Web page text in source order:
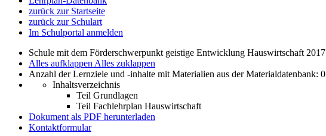
zurück zur Startseite
zurück zur Schulart
Im Schulportal anmelden
Schule mit dem Förderschwerpunkt geistige Entwicklung Hauswirtschaft 2017
Alles aufklappen Alles zuklappen
Anzahl der Lernziele und -inhalte mit Materialien aus der Materialdatenbank: 0
Inhaltsverzeichnis
Teil Grundlagen
Teil Fachlehrplan Hauswirtschaft
Dokument als PDF herunterladen
Kontaktformular